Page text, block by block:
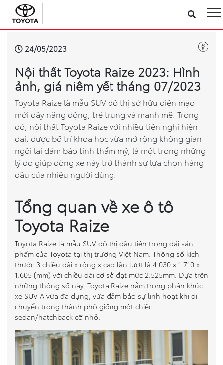
Sản phẩm
Công nghệ
Dịch vụ
Điện hóa
Về Toyota Việt Nam
VR Showroom
So sánh xe
Dự toán chi phí
Đăng kí lái thử
Liên hệ Đại lý
24/05/2023
Nội thất Toyota Raize 2023: Hình
ảnh, giá niêm yết tháng 07/2023
Toyota Raize là mẫu SUV đô thị sở hữu diện mạo
mới đầy năng động, trẻ trung và mạnh mẽ. Trong
đó, nội thất Toyota Raize với nhiều tiện nghi hiện
đại, được bố trí khoa học vừa mở rộng không gian
ngồi lại đảm bảo tính thẩm mỹ, là một trong những
lý do giúp dòng xe này trở thành sự lựa chọn hàng
đầu của nhiều người dùng.
Tổng quan về xe ô tô
Toyota Raize
Toyota Raize là mẫu SUV đô thị đầu tiên trong dải sản
phẩm của Toyota tại thị trường Việt Nam. Thông số kích
thước 3 chiều dài x rộng x cao lần lượt là 4.030 x 1.710 x
1.605 (mm) với chiều dài cơ sở đạt mức 2.525mm. Dựa trên
những thông số này, Toyota Raize nằm trong phân khúc
xe SUV A vừa đa dụng, vừa đảm bảo sự linh hoạt khi di
chuyển trong thành phố giống một chiếc
sedan/hatchback cỡ nhỏ.